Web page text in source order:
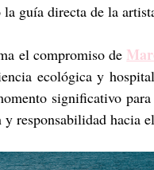
la guía directa de la
el compromiso de
ecológica y
significativo
responsabilidad hacia